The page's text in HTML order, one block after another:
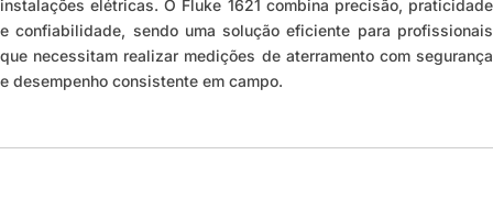
instalações elétricas. O Fluke 1621 combina precisão, praticidade
e confiabilidade, sendo uma solução eficiente para profissionais
que necessitam realizar medições de aterramento com segurança
e desempenho consistente em campo.